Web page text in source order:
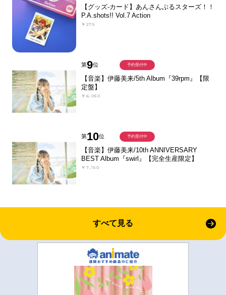
【グッズ-カード】あんさんぶるスターズ！！
P.A.shots!! Vol.7 Action
￥275
第9位
【音楽】伊藤美来/5th Album『39rpm』【限
定盤】
￥6,050
予約受付中
第10位
【音楽】伊藤美来/10th ANNIVERSARY
BEST Album『swirl』【完全生産限定】
￥7,150
予約受付中
すべて見る